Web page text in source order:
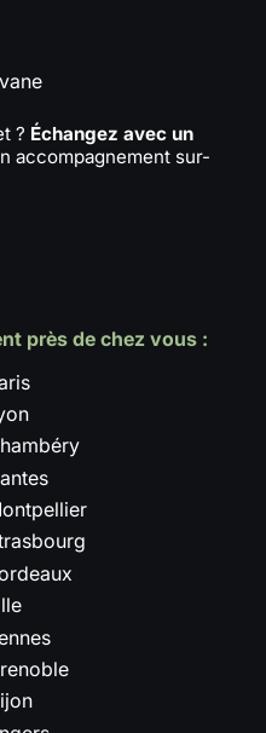
? Échangez avec un
accompagnement sur-
près de chez vous :